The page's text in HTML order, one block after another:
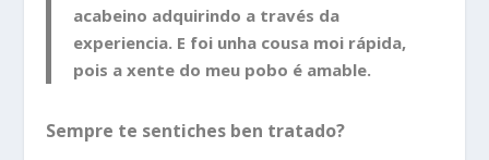
acabeino adquirindo a través da
experiencia. E foi unha cousa moi rápida,
pois a xente do meu pobo é amable.
Sempre te sentiches ben tratado?